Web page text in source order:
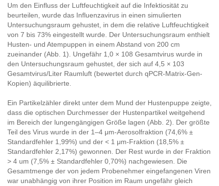
Um den Einfluss der Luftfeuchtigkeit auf die Infektiosität zu
beurteilen, wurde das Influenzavirus in einen simulierten
Untersuchungsraum gehustet, in dem die relative Luftfeuchtigkeit
von 7 bis 73% eingestellt wurde. Der Untersuchungsraum enthielt
Husten- und Atempuppen in einem Abstand von 200 cm
zueinander (Abb. 1). Ungefähr 1,0 × 108 Gesamtvirus wurde in
den Untersuchungsraum gehustet, der sich auf 4,5 × 103
Gesamtvirus/Liter Raumluft (bewertet durch qPCR-Matrix-Gen-
Kopien) äquilibrierte.
Ein Partikelzähler direkt unter dem Mund der Hustenpuppe zeigte,
dass die optischen Durchmesser der Hustenpartikel weitgehend
im Bereich der lungengängigen Größe lagen (Abb. 2). Der größte
Teil des Virus wurde in der 1–4 μm-Aerosolfraktion (74,6% ±
Standardfehler 1,99%) und der < 1 μm-Fraktion (18,5% ±
Standardfehler 2,17%) gewonnen. Der Rest wurde in der Fraktion
> 4 um (7,5% ± Standardfehler 0,70%) nachgewiesen. Die
Gesamtmenge der von jedem Probenehmer eingefangenen Viren
war unabhängig von ihrer Position im Raum ungefähr gleich